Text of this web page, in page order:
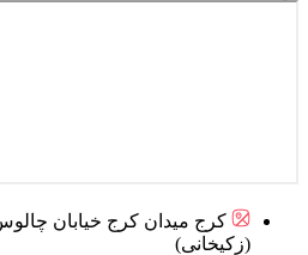
کرج میدان کرج خیابان
(زکیخانی)